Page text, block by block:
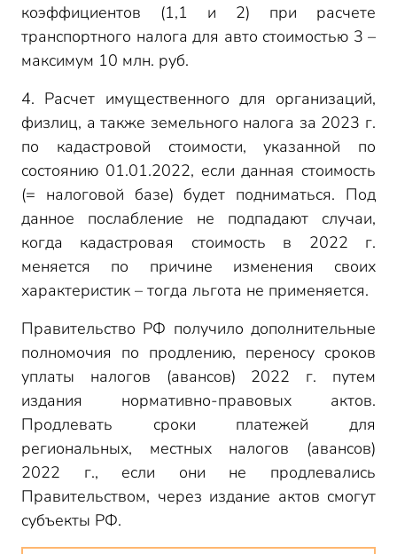
коэффициентов (1,1 и 2) при расчете
транспортного налога для авто стоимостью 3 –
максимум 10 млн. руб.
4. Расчет имущественного для организаций,
физлиц, а также земельного налога за 2023 г.
по кадастровой стоимости, указанной по
состоянию 01.01.2022, если данная стоимость
(= налоговой базе) будет подниматься. Под
данное послабление не подпадают случаи,
когда кадастровая стоимость в 2022 г.
меняется по причине изменения своих
характеристик – тогда льгота не применяется.
Правительство РФ получило дополнительные
полномочия по продлению, переносу сроков
уплаты налогов (авансов) 2022 г. путем
издания нормативно-правовых актов.
Продлевать сроки платежей для
региональных, местных налогов (авансов)
2022 г., если они не продлевались
Правительством, через издание актов смогут
субъекты РФ.